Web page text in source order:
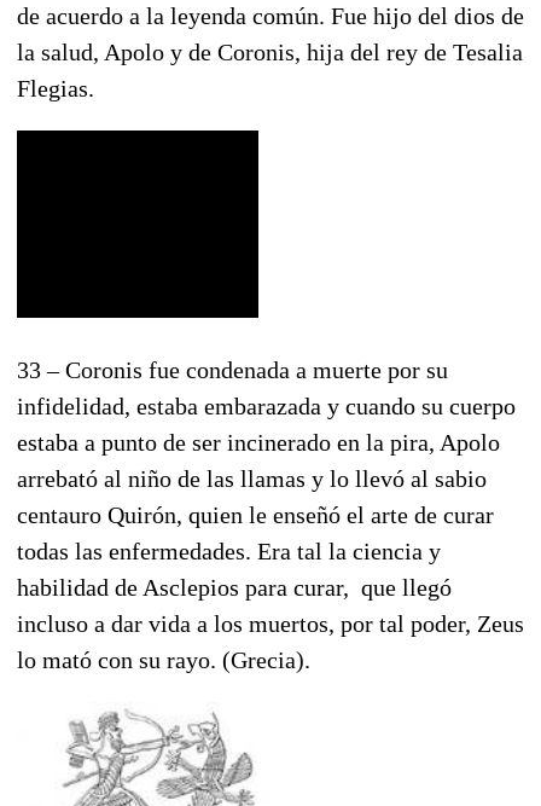
de acuerdo a la leyenda común. Fue hijo del dios de
la salud, Apolo y de Coronis, hija del rey de Tesalia
Flegias.
33 – Coronis fue condenada a muerte por su
infidelidad, estaba embarazada y cuando su cuerpo
estaba a punto de ser incinerado en la pira, Apolo
arrebató al niño de las llamas y lo llevó al sabio
centauro Quirón, quien le enseñó el arte de curar
todas las enfermedades. Era tal la ciencia y
habilidad de Asclepios para curar, que llegó
incluso a dar vida a los muertos, por tal poder, Zeus
lo mató con su rayo. (Grecia).